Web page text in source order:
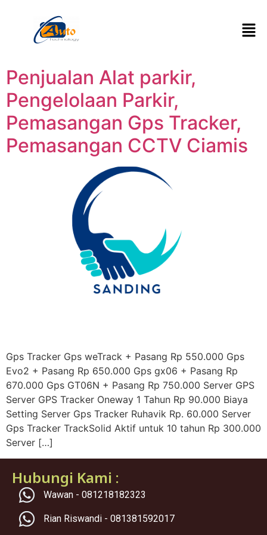
Penjualan Alat parkir,
Pengelolaan Parkir,
Pemasangan Gps Tracker,
Pemasangan CCTV Ciamis
Gps Tracker Gps weTrack + Pasang Rp 550.000 Gps
Evo2 + Pasang Rp 650.000 Gps gx06 + Pasang Rp
670.000 Gps GT06N + Pasang Rp 750.000 Server GPS
Server GPS Tracker Oneway 1 Tahun Rp 90.000 Biaya
Setting Server Gps Tracker Ruhavik Rp. 60.000 Server
Gps Tracker TrackSolid Aktif untuk 10 tahun Rp 300.000
Server […]
Hubungi Kami :
Wawan - 081218182323
Rian Riswandi - 081381592017